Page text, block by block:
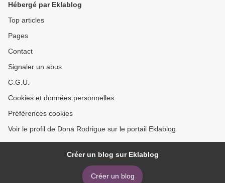
Hébergé par Eklablog
Top articles
Pages
Contact
Signaler un abus
C.G.U.
Cookies et données personnelles
Préférences cookies
Voir le profil de Dona Rodrigue sur le portail Eklablog
Créer un blog sur Eklablog
Créer un blog